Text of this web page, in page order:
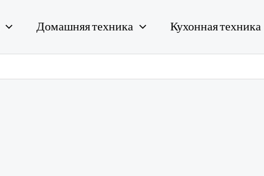
Домашняя техника Кухонная техника